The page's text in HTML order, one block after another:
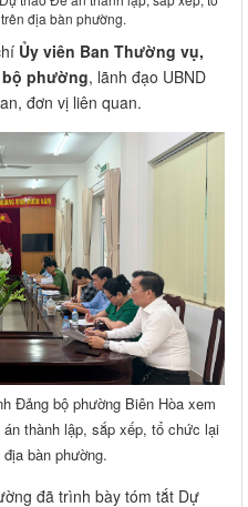
địa bàn phường.
Ủy viên Ban Thường vụ,
bộ phường, lãnh đạo UBND
đơn vị liên quan.
Đảng bộ phường Biên Hòa xem
thành lập, sắp xếp, tổ chức lại
bàn phường.
đã trình bày tóm tắt Dự